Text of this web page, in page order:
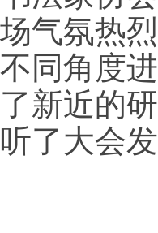
场气氛热
不同角度
了新近的
听了大会发